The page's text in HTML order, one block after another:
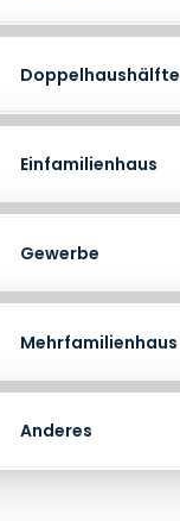
Doppelhaushälfte
Einfamilienhaus
Gewerbe
Mehrfamilienhaus
Anderes